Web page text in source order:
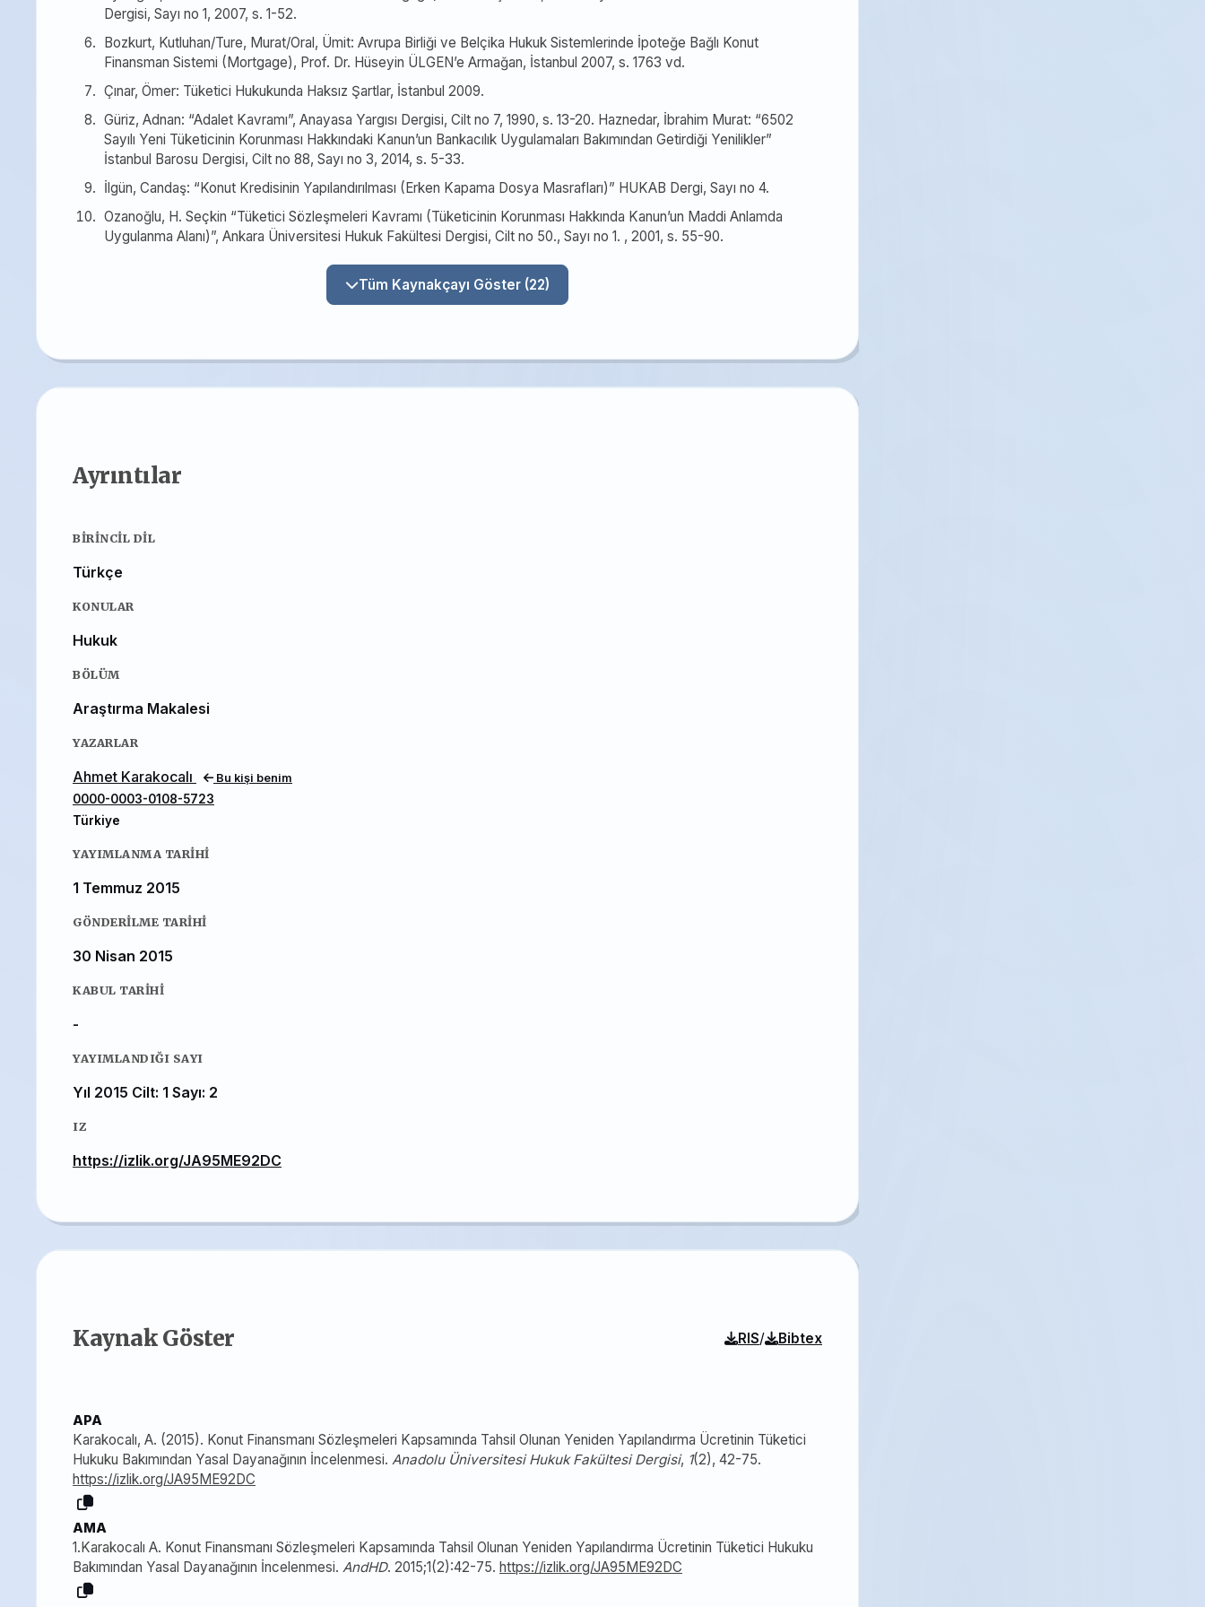
Dergisi, Sayı no 1, 2007, s. 1-52.
Bozkurt, Kutluhan/Ture, Murat/Oral, Ümit: Avrupa Birliği ve Belçika Hukuk Sistemlerinde İpoteğe Bağlı Konut
Finansman Sistemi (Mortgage), Prof. Dr. Hüseyin ÜLGEN’e Armağan, İstanbul 2007, s. 1763 vd.
Çınar, Ömer: Tüketici Hukukunda Haksız Şartlar, İstanbul 2009.
Güriz, Adnan: “Adalet Kavramı”, Anayasa Yargısı Dergisi, Cilt no 7, 1990, s. 13-20. Haznedar, İbrahim Murat: “6502
Sayılı Yeni Tüketicinin Korunması Hakkındaki Kanun’un Bankacılık Uygulamaları Bakımından Getirdiği Yenilikler”
İstanbul Barosu Dergisi, Cilt no 88, Sayı no 3, 2014, s. 5-33.
İlgün, Candaş: “Konut Kredisinin Yapılandırılması (Erken Kapama Dosya Masrafları)” HUKAB Dergi, Sayı no 4.
Ozanoğlu, H. Seçkin “Tüketici Sözleşmeleri Kavramı (Tüketicinin Korunması Hakkında Kanun’un Maddi Anlamda
Uygulanma Alanı)”, Ankara Üniversitesi Hukuk Fakültesi Dergisi, Cilt no 50., Sayı no 1. , 2001, s. 55-90.
Tüm Kaynakçayı Göster (22)
Ayrıntılar
BIRINCIL DIL
Türkçe
KONULAR
Hukuk
BÖLÜM
Araştırma Makalesi
YAZARLAR
Ahmet Karakocalı Bu kişi benim
0000-0003-0108-5723
Türkiye
YAYIMLANMA TARIHI
1 Temmuz 2015
GÖNDERILME TARIHI
30 Nisan 2015
KABUL TARIHI
-
YAYIMLANDIĞI SAYI
Yıl 2015 Cilt: 1 Sayı: 2
IZ
https://izlik.org/JA95ME92DC
Kaynak Göster RIS/ Bibtex
APA
Karakocalı, A. (2015). Konut Finansmanı Sözleşmeleri Kapsamında Tahsil Olunan Yeniden Yapılandırma Ücretinin Tüketici
Hukuku Bakımından Yasal Dayanağının İncelenmesi. Anadolu Üniversitesi Hukuk Fakültesi Dergisi, 1(2), 42-75.
https://izlik.org/JA95ME92DC
AMA
1.Karakocalı A. Konut Finansmanı Sözleşmeleri Kapsamında Tahsil Olunan Yeniden Yapılandırma Ücretinin Tüketici Hukuku
Bakımından Yasal Dayanağının İncelenmesi. AndHD. 2015;1(2):42-75. https://izlik.org/JA95ME92DC